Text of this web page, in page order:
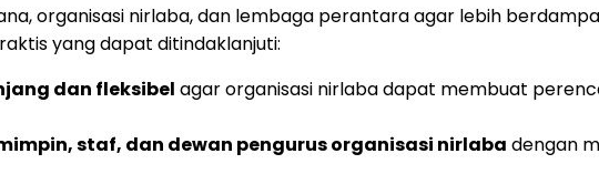
organisasi nirlaba, dan lembaga perantara agar lebih
yang dapat ditindaklanjuti:
dan fleksibel agar organisasi nirlaba dapat membuat
staf, dan dewan pengurus organisasi nirlaba dengan